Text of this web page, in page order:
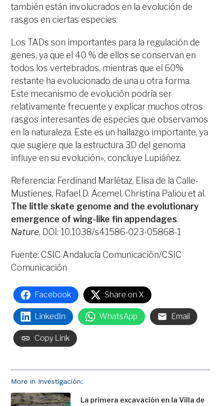
More in Investigación:
La primera excavación en la Villa de
también están involucrados en la evolución de
rasgos en ciertas especies.
Los TADs son importantes para la regulación de
genes, ya que el 40 % de ellos se conservan en
todos los vertebrados, mientras que el 60%
restante ha evolucionado de una u otra forma.
Este mecanismo de evolución podría ser
relativamente frecuente y explicar muchos otros
rasgos interesantes de especies que observamos
en la naturaleza. Este es un hallazgo importante, ya
que sugiere que la estructura 3D del genoma
influye en su evolución», concluye Lupiáñez.
Referencia: Ferdinand Marlétaz, Elisa de la Calle-
Mustienes, Rafael D. Acemel, Christina Paliou et al.
The little skate genome and the evolutionary
emergence of wing-like fin appendages.
Nature, DOI: 10.1038/s41586-023-05868-1
Fuente: CSIC Andalucía Comunicación/CSIC
Comunicación
Facebook Share on X
LinkedIn WhatsApp Email
Copy Link